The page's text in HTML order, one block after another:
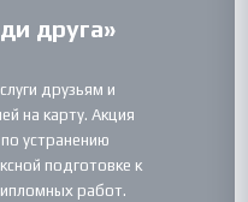
друга»
друзьям и
на карту. Акция
устранению
подготовке к
работ.